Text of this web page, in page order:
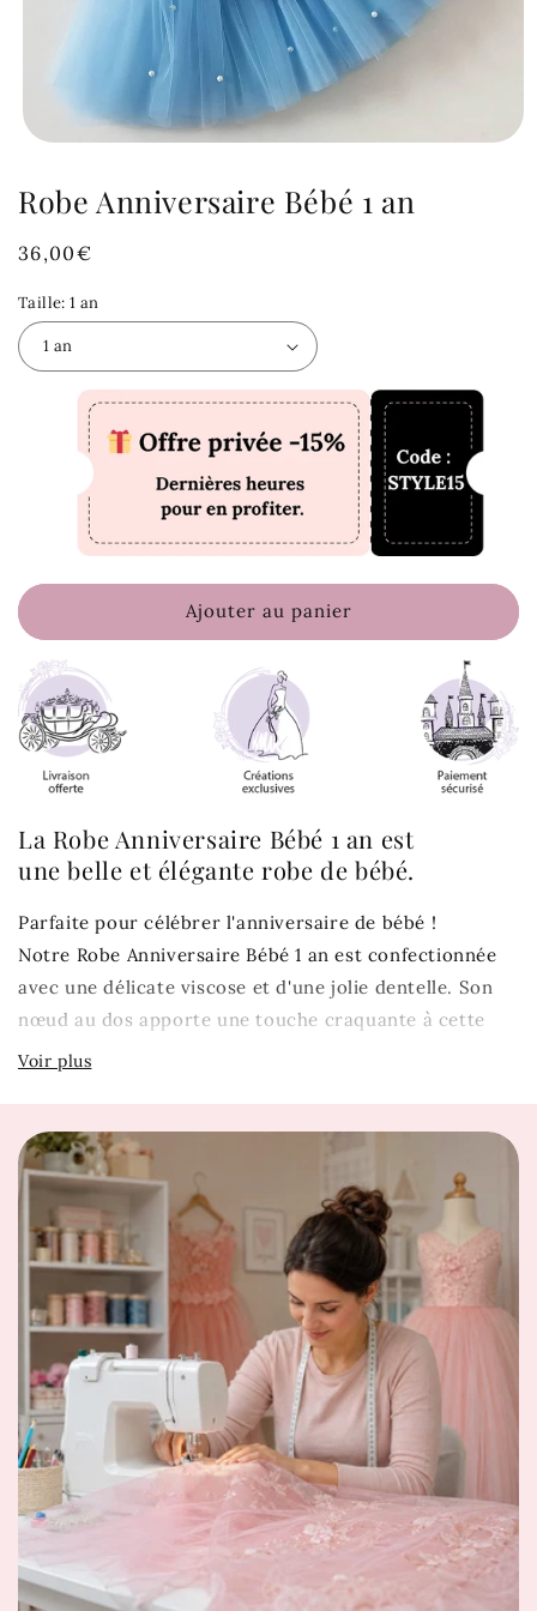
Robe Anniversaire Bébé 1 an
Prix
36,00€
Taille:1 an
Ajouter au panier
La Robe Anniversaire Bébé 1 an est
une belle et élégante robe de bébé.
Parfaite pour célébrer l'anniversaire de bébé !
Notre Robe Anniversaire Bébé 1 an est confectionnée
avec une délicate viscose et d'une jolie dentelle. Son
nœud au dos apporte une touche craquante à cette
tenue de fête.
Robe de couleur bleu
Matière: viscose
Manches à volants
Col rond
Dentelle blanche
Jupe en tulle doublée
Notre Robe Anniversaire Bébé 1 an convient
également pour un baptême ou un mariage.
Notre conseil taille
Ce modèle taille normal, sélectionnez votre taille
habituelle.
Guide des Tailles
Et si votre prochain coup de cœur se trouvait juste ici